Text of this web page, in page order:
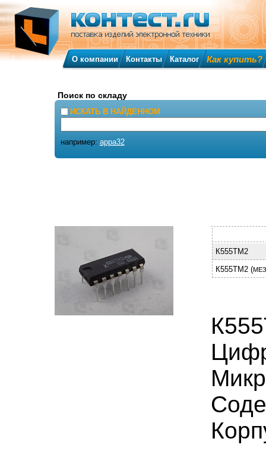
К555ТМ2
К555ТМ2 (
О компании Контакты Каталог Как купить?
Поиск по складу
ИСКАТЬ В НАЙДЕННОМ
например: appa32